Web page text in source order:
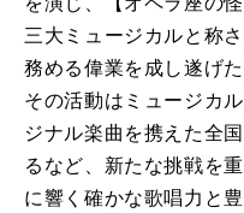
三大ミュージカルと称
務める偉業を成し遂げた
その活動はミュージカ
ジナル楽曲を携えた全
るなど、新たな挑戦を
に響く確かな歌唱力と